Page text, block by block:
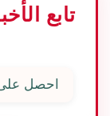
تابع
احصل على